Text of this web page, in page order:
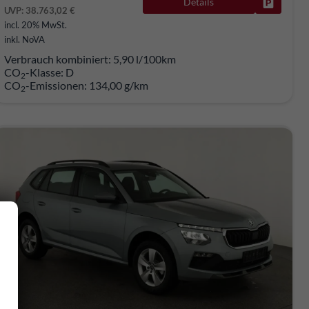
UVP: 38.763,02 €
incl. 20% MwSt.
inkl. NoVA
Verbrauch kombiniert: 5,90 l/100km
CO2-Klasse: D
CO2-Emissionen: 134,00 g/km